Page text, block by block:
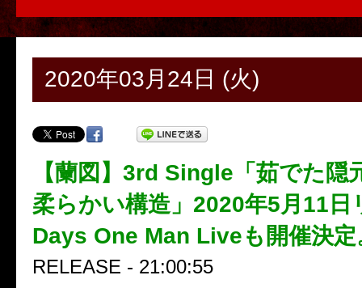
2020年03月24日 (火)
【蘭図】3rd Single「茹でた隠
柔らかい構造」2020年5月11日
Days One Man Liveも開催決定
RELEASE - 21:00:55